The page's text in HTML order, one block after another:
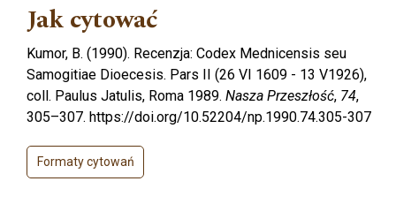
Jak cytować
Kumor, B. (1990). Recenzja: Codex Mednicensis seu
Samogitiae Dioecesis. Pars II (26 VI 1609 - 13 V1926),
coll. Paulus Jatulis, Roma 1989. Nasza Przeszłość, 74,
305–307. https://doi.org/10.52204/np.1990.74.305-307
Formaty cytowań